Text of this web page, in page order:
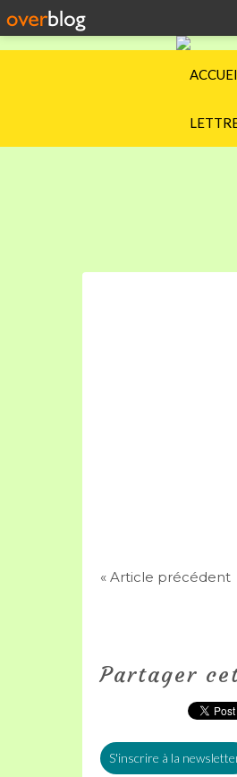
« Article précédent
Partager
S'inscrire à la